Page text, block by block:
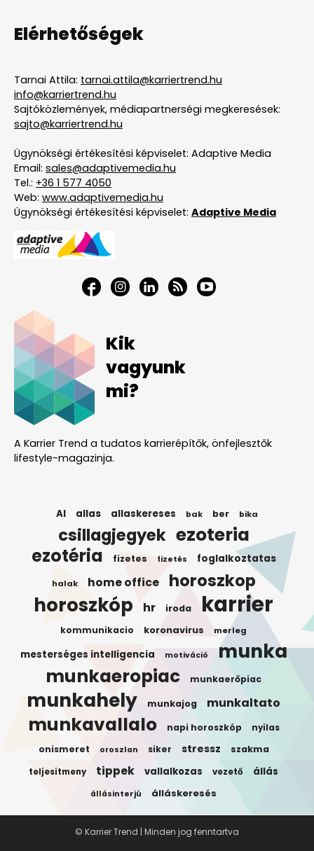
Elérhetőségek
Tarnai Attila: tarnai.attila@karriertrend.hu
info@karriertrend.hu
Sajtóközlemények, médiapartnerségi megkeresések:
sajto@karriertrend.hu
Ügynökségi értékesítési képviselet: Adaptive Media
Email: sales@adaptivemedia.hu
Tel.: +36 1 577 4050
Web: www.adaptivemedia.hu
Ügynökségi értékesítési képviselet: Adaptive Media
Kik
vagyunk
mi?
A Karrier Trend a tudatos karrierépítők, önfejlesztők
lifestyle-magazinja.
AI allas allaskereses bak ber bika
csillagjegyek ezoteria
ezotéria fizetes fizetés foglalkoztatas
halak home office horoszkop
horoszkóp hr iroda karrier
kommunikacio koronavirus merleg
mesterséges intelligencia motiváció munka
munkaeropiac munkaerőpiac
munkahely munkajog munkaltato
munkavallalo napi horoszkóp nyilas
onismeret oroszlan siker stressz szakma
teljesitmeny tippek vallalkozas vezető állás
állásinterjú álláskeresés
© Karrier Trend | Minden jog fenntartva